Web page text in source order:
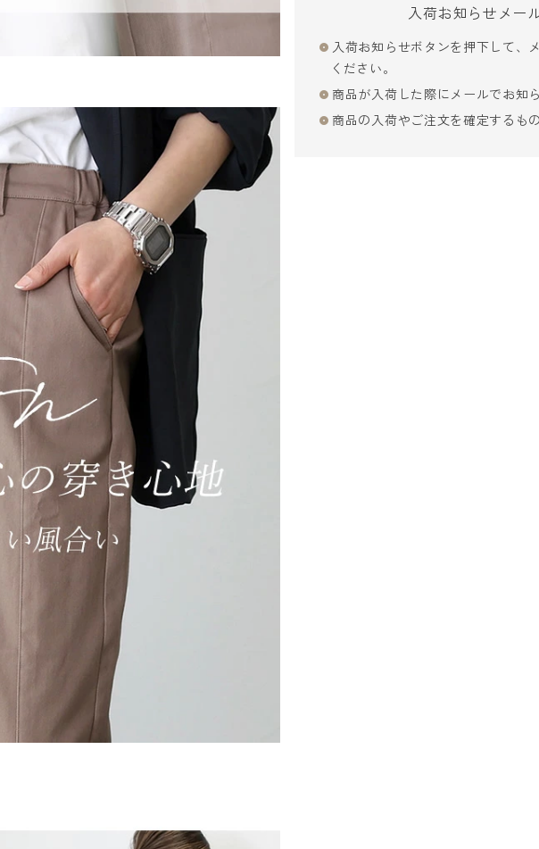
入荷お知らせメー
入荷お知らせボタンを押下して、
ください。
商品が入荷した際にメールでお知
商品の入荷やご注文を確定するも